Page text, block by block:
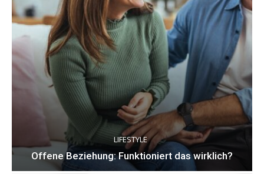
LIFESTYLE
Offene Beziehung: Funktioniert das wirklich?